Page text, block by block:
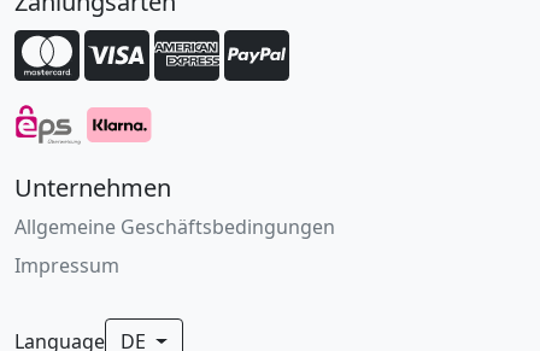
Unternehmen
Allgemeine Geschäftsbedingungen
Impressum
Language DE